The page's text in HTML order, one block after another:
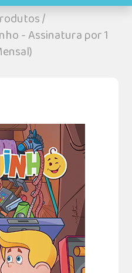
/
- Assinatura por 1